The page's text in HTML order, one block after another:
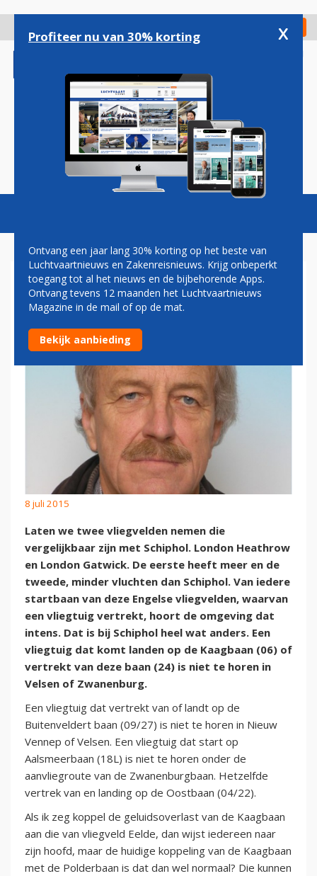
gaan
Check in
Magazine Podcasts Vacatures
PAUL GROVE: SCHIPHOL
GELUIDSOVERLAST?
8 juli 2015
Laten we twee vliegvelden nemen die
vergelijkbaar zijn met Schiphol. London Heathrow
en London Gatwick. De eerste heeft meer en de
tweede, minder vluchten dan Schiphol. Van iedere
startbaan van deze Engelse vliegvelden, waarvan
een vliegtuig vertrekt, hoort de omgeving dat
intens. Dat is bij Schiphol heel wat anders. Een
vliegtuig dat komt landen op de Kaagbaan (06) of
vertrekt van deze baan (24) is niet te horen in
Velsen of Zwanenburg.
Een vliegtuig dat vertrekt van of landt op de
Buitenveldert baan (09/27) is niet te horen in Nieuw
Vennep of Velsen. Een vliegtuig dat start op
Aalsmeerbaan (18L) is niet te horen onder de
aanvliegroute van de Zwanenburgbaan. Hetzelfde
vertrek van en landing op de Oostbaan (04/22).
Als ik zeg koppel de geluidsoverlast van de Kaagbaan
aan die van vliegveld Eelde, dan wijst iedereen naar
zijn hoofd, maar de huidige koppeling van de Kaagbaan
met de Polderbaan is dat dan wel normaal? Die kunnen
Profiteer nu van 30% korting x
Ontvang een jaar lang 30% korting op het beste van
Luchtvaartnieuws en Zakenreisnieuws. Krijg onbeperkt
toegang tot al het nieuws en de bijbehorende Apps.
Ontvang tevens 12 maanden het Luchtvaartnieuws
Magazine in de mail of op de mat.
Bekijk aanbieding